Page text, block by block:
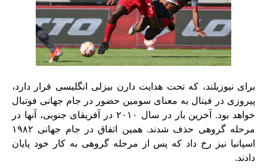
برای نیوزیلند، که تحت هدایت دارن بیزلی انگلیسی قرار دارد،
پیروزی در فینال به معنای سومین حضور در جام جهانی فوتبال
خواهد بود. آخرین بار در سال ۲۰۱۰ در آفریقای جنوبی، آنها در
مرحله گروهی حذف شدند. همین اتفاق در جام جهانی ۱۹۸۲
اسپانیا نیز رخ داد که پس از مرحله گروهی به کار خود پایان
دادند.